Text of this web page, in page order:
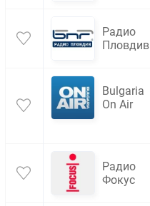
Радио
Пловдив
Bulgaria
On Air
Радио
Фокус